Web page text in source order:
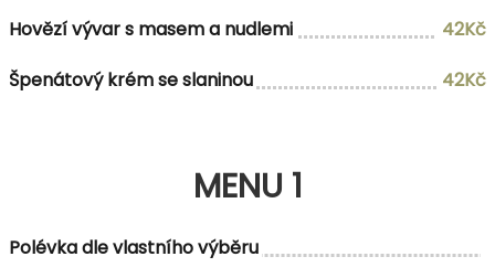
Hovězí vývar s masem a nudlemi
42Kč
Špenátový krém se slaninou
42Kč
MENU 1
Polévka dle vlastního výběru